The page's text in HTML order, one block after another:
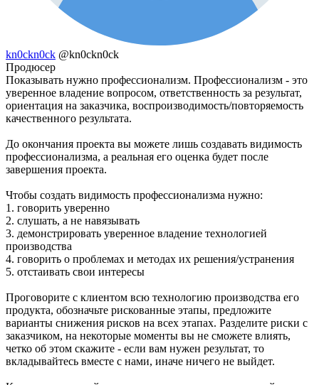
kn0ckn0ck @kn0ckn0ck
Продюсер
Показывать нужно профессионализм. Профессионализм - это
уверенное владение вопросом, ответственность за результат,
ориентация на заказчика, воспроизводимость/повторяемость
качественного результата.
До окончания проекта вы можете лишь создавать видимость
профессионализма, а реальная его оценка будет после
завершения проекта.
Чтобы создать видимость профессионализма нужно:
1. говорить уверенно
2. слушать, а не навязывать
3. демонстрировать уверенное владение технологией
производства
4. говорить о проблемах и методах их решения/устранения
5. отстаивать свои интересы
Проговорите с клиентом всю технологию производства его
продукта, обозначьте рискованные этапы, предложите
варианты снижения рисков на всех этапах. Разделите риски с
заказчиком, на некоторые моменты вы не сможете влиять,
четко об этом скажите - если вам нужен результат, то
вкладывайтесь вместе с нами, иначе ничего не выйдет.